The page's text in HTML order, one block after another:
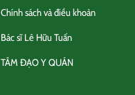
Chính sách và điều khoản
Bác sĩ Lê Hữu Tuấn
TÂM ĐẠO Y QUÁN